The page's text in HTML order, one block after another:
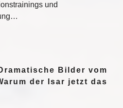
und
Bilder vom
der Isar jetzt das